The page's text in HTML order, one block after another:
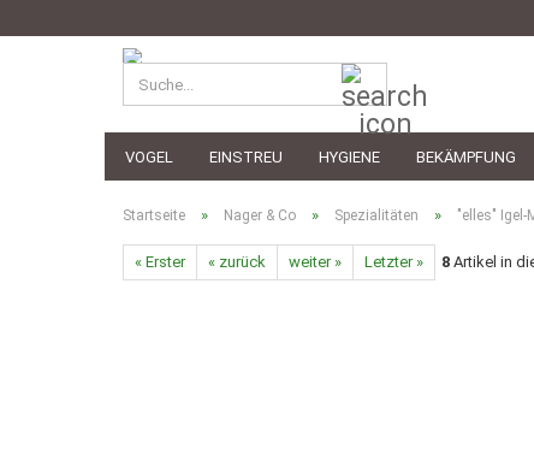
VOGEL EINSTREU HYGIENE BEKÄMPFUNG
Startseite » Nager & Co » Spezialitäten » "elles" Igel-
« Erster « zurück weiter » Letzter » 8 Artikel in